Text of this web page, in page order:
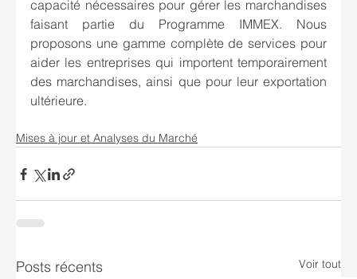
capacité nécessaires pour gérer les marchandises
faisant partie du Programme IMMEX. Nous
proposons une gamme complète de services pour
aider les entreprises qui importent temporairement
des marchandises, ainsi que pour leur exportation
ultérieure.
Mises à jour et Analyses du Marché
Posts récents Voir tout